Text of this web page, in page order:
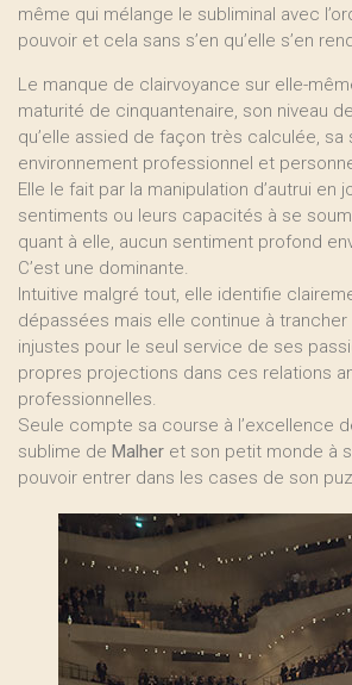
même qui mélange le subliminal avec
pouvoir et cela sans s’en qu’elle s’en
Le manque de clairvoyance sur elle-
maturité de cinquantenaire, son niveau
qu’elle assied de façon très calculée, sa
environnement professionnel et
Elle le fait par la manipulation d’autrui en
sentiments ou leurs capacités à se
quant à elle, aucun sentiment profond
C’est une dominante.
Intuitive malgré tout, elle identifie
dépassées mais elle continue à
injustes pour le seul service de ses
propres projections dans ces relations
professionnelles.
Seule compte sa course à l’excellence
sublime de Malher et son petit monde à
pouvoir entrer dans les cases de son